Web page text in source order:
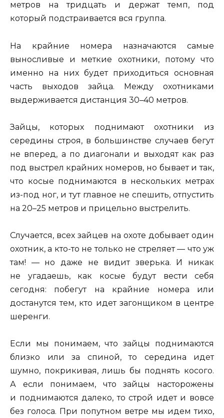
метров на тридцать и держат темп, под
который подстраивается вся группа.
На крайние номера назначаются самые
выносливые и меткие охотники, потому что
именно на них будет приходиться основная
часть выходов зайца. Между охотниками
выдерживается дистанция 30–40 метров.
Зайцы, которых поднимают охотники из
середины строя, в большинстве случаев бегут
не вперед, а по диагонали и выходят как раз
под выстрел крайних номеров, но бывает и так,
что косые поднимаются в нескольких метрах
из-под ног, и тут главное не спешить, отпустить
на 20–25 метров и прицельно выстрелить.
Случается, всех зайцев на охоте добывает один
охотник, а кто-то не только не стреляет — что уж
там! — но даже не видит зверька. И никак
не угадаешь, как косые будут вести себя
сегодня: побегут на крайние номера или
достанутся тем, кто идет загонщиком в центре
шеренги.
Если мы понимаем, что зайцы поднимаются
близко или за спиной, то середина идет
шумно, покрикивая, лишь бы поднять косого.
А если понимаем, что зайцы насторожены
и поднимаются далеко, то строй идет и вовсе
без голоса. При попутном ветре мы идем тихо,